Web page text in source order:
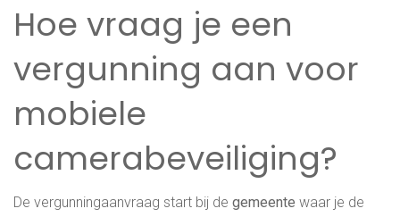
Hoe vraag je een
vergunning aan voor
mobiele
camerabeveiliging?
De vergunningaanvraag start bij de gemeente waar je de